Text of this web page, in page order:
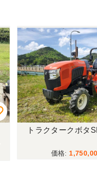
トラクタークボタ